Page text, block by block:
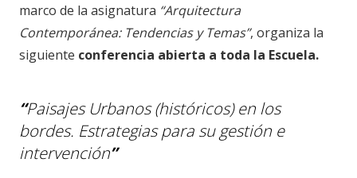
marco de la asignatura “Arquitectura
Contemporánea: Tendencias y Temas”, organiza la
siguiente conferencia abierta a toda la Escuela.
“Paisajes Urbanos (históricos) en los
bordes. Estrategias para su gestión e
intervención”